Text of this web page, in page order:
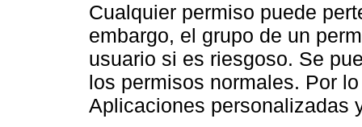
Cualquier permiso puede
embargo, el grupo de un
usuario si es riesgoso. Se
los permisos normales. Por
Aplicaciones personalizadas